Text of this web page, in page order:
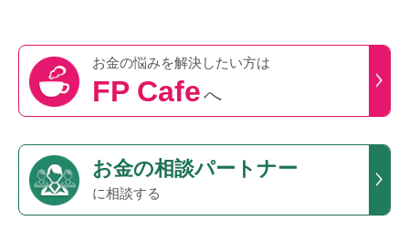
お金の悩みを解決したい方は
FP Cafeへ
お金の相談パートナー
に相談する